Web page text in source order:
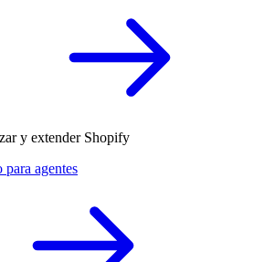
y extender Shopify
para agentes